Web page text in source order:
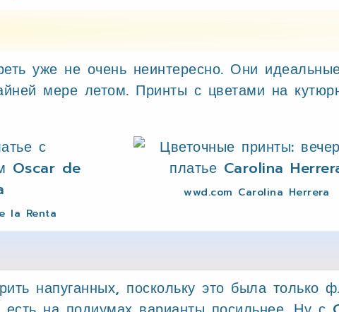
уже не очень неинтересно. Они
мере летом. Принты с цветами на
la Renta
wwd.com Carolina Herrera
напуганных, поскольку это была только